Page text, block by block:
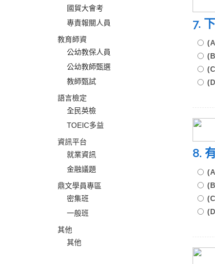
國貿大會考
專責報關人員
教育師資
公幼教保人員
公幼教師甄選
教師甄試
語言檢定
全民英檢
TOEIC多益
資訊平台
就業資訊
金融議題
鼎文學員專區
密集班
一般班
其他
其他
7.
8.